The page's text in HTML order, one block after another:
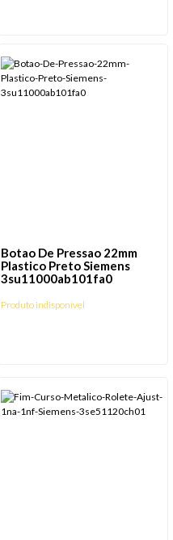
Botao De Pressao 22mm
Plastico Preto Siemens
3su11000ab101fa0
Produto indisponível